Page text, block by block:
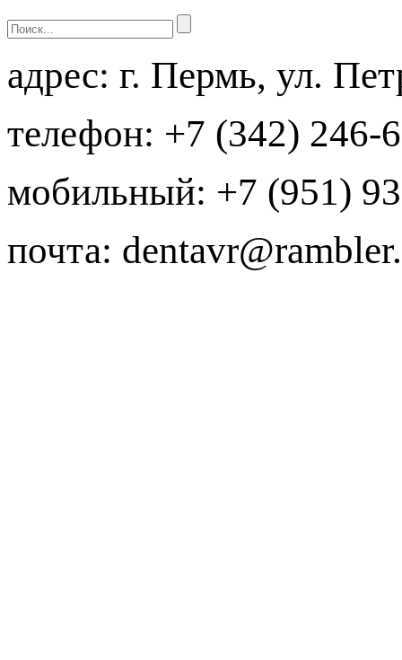
адрес: г. Пермь, ул.
телефон: +7 (342) 246-
мобильный: +7 (951)
почта: